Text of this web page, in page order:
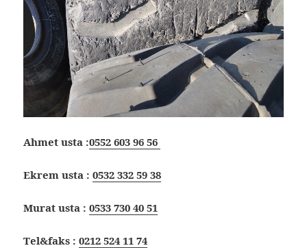
Ahmet usta :0552 603 96 56
Ekrem usta :0532 332 59 38
Murat usta :0533 730 40 51
Tel&faks :0212 524 11 74